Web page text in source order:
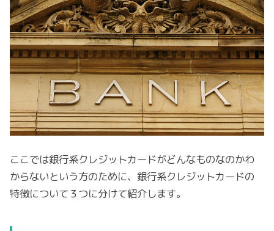
ここでは銀行系クレジットカードがどんなものなのかわ
からないという方のために、銀行系クレジットカードの
特徴について３つに分けて紹介します。